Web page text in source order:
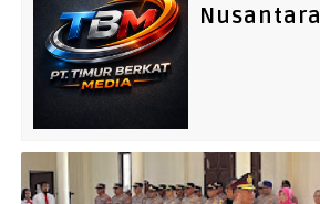
Nusantara